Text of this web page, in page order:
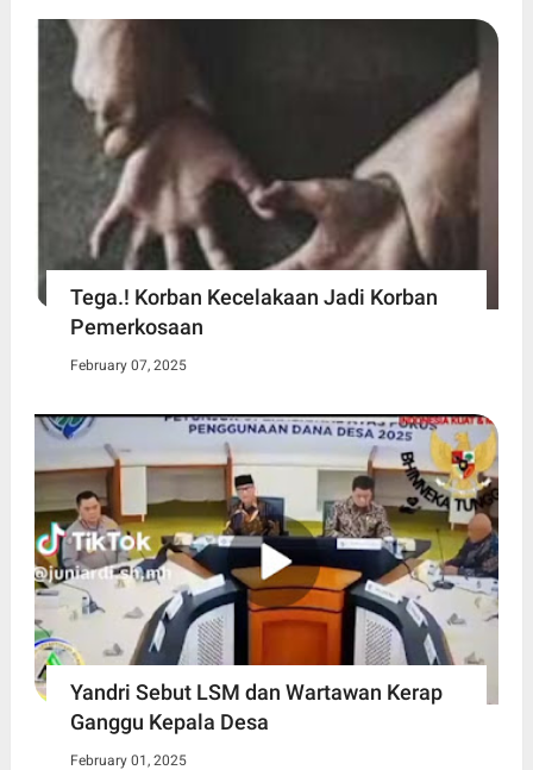
Tega.! Korban Kecelakaan Jadi Korban
Pemerkosaan
February 07, 2025
Yandri Sebut LSM dan Wartawan Kerap
Ganggu Kepala Desa
February 01, 2025